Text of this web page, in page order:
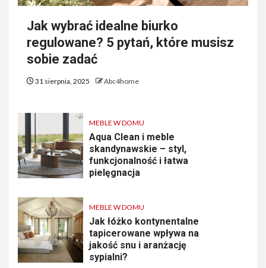
Jak wybrać idealne biurko
regulowane? 5 pytań, które musisz
sobie zadać
31 sierpnia, 2025 Abc4home
MEBLE W DOMU
Aqua Clean i meble
skandynawskie – styl,
funkcjonalność i łatwa
pielęgnacja
MEBLE W DOMU
Jak łóżko kontynentalne
tapicerowane wpływa na
jakość snu i aranżację
sypialni?